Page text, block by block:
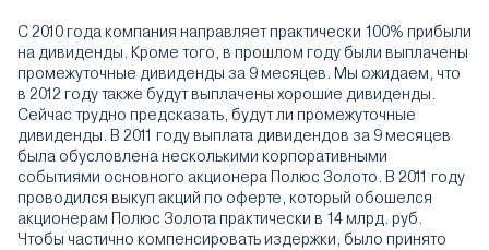
С 2010 года компания направляет практически 100% прибыли
на дивиденды. Кроме того, в прошлом году были выплачены
промежуточные дивиденды за 9 месяцев. Мы ожидаем, что
в 2012 году также будут выплачены хорошие дивиденды.
Сейчас трудно предсказать, будут ли промежуточные
дивиденды. В 2011 году выплата дивидендов за 9 месяцев
была обусловлена несколькими корпоративными
событиями основного акционера Полюс Золото. В 2011 году
проводился выкуп акций по оферте, который обошелся
акционерам Полюс Золота практически в 14 млрд. руб.
Чтобы частично компенсировать издержки, было принято